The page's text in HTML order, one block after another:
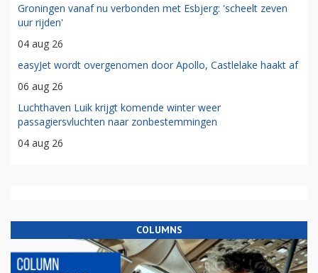
Groningen vanaf nu verbonden met Esbjerg: 'scheelt zeven
uur rijden'
04 aug 26
easyJet wordt overgenomen door Apollo, Castlelake haakt af
06 aug 26
Luchthaven Luik krijgt komende winter weer
passagiersvluchten naar zonbestemmingen
04 aug 26
COLUMNS